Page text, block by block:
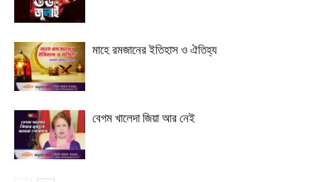
মাহে রমজানের ইতিহাস ও ঐতিহ্য
বেগম খালেদা জিয়া আর নেই